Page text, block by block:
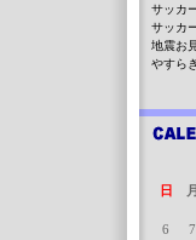
サッカ
サッカ
地震お
やすら
日
月
6
7